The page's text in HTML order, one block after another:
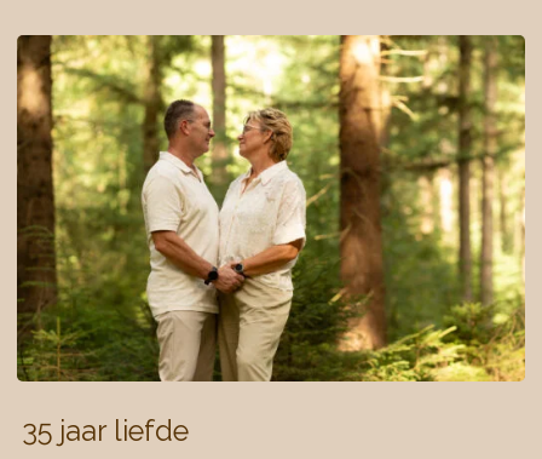
Pearl
Fotografie"
35 jaar liefde